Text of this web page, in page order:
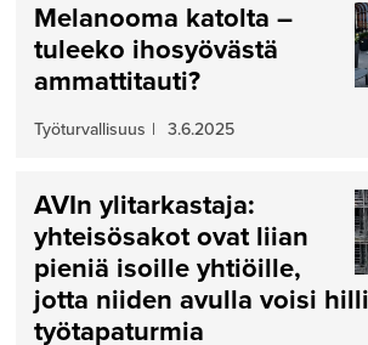
Melanooma katolta –
tuleeko ihosyövästä
ammattitauti?
Työturvallisuus | 3.6.2025
AVIn ylitarkastaja:
yhteisösakot ovat liian
pieniä isoille yhtiöille,
jotta niiden avulla voisi
työtapaturmia